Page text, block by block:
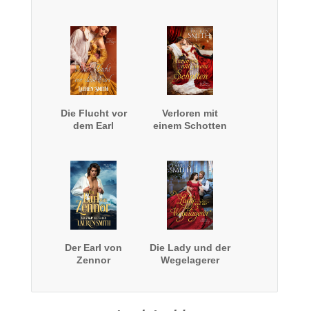
Die Flucht vor
dem Earl
Verloren mit
einem Schotten
Der Earl von
Zennor
Die Lady und der
Wegelagerer